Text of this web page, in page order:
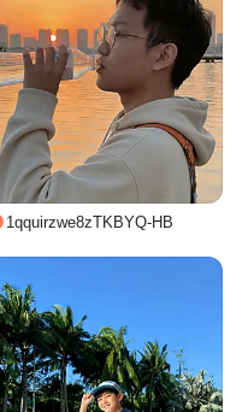
1qquirzwe8zTKBYQ-HB